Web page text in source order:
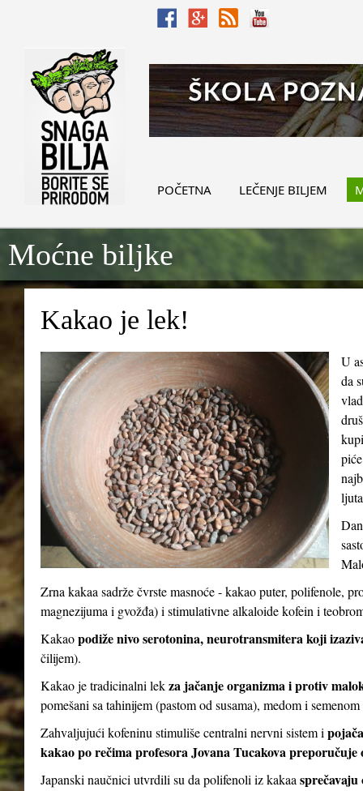
POČETNA LEČENJE BILJEM
Moćne biljke
Kakao je lek!
U
da
Zrna kakaa sadrže čvrste masnoće - kakao puter, polifenole,
magnezijuma i gvožđa) i stimulativne alkaloide kofein i
Kakaopodiže nivo serotonina, neurotransmitera koji
čilijem).
Kakao je tradicinalni lekza jačanje organizma i protiv
pomešani sa tahinijem (pastom od susama), medom i
Zahvaljujući kofeninu stimuliše centralni nervni sistem i
kakao po rečima profesora Jovana Tucakova preporučuje
Japanski naučnici utvrdili su da polifenoli iz kakaa